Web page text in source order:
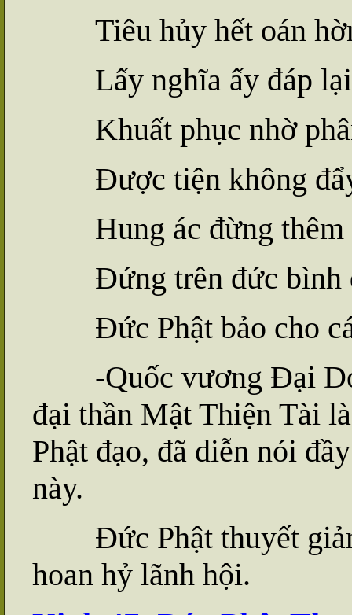
Tiêu hủy hết oán
Lấy nghĩa ấy đáp lại
Khuất phục nhờ
Được tiện không
Hung ác đừng
Đứng trên đức bình
Đức Phật bảo cho
-Quốc vương Đại
đại thần Mật Thiện Tài
Phật đạo, đã diễn nói
này.
Đức Phật thuyết
hoan hỷ lãnh hội.